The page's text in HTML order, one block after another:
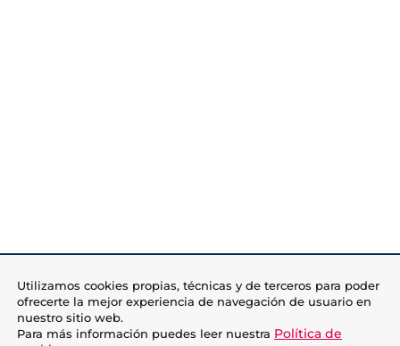
Utilizamos cookies propias, técnicas y de terceros para poder
ofrecerte la mejor experiencia de navegación de usuario en
nuestro sitio web.
Para más información puedes leer nuestra Política de